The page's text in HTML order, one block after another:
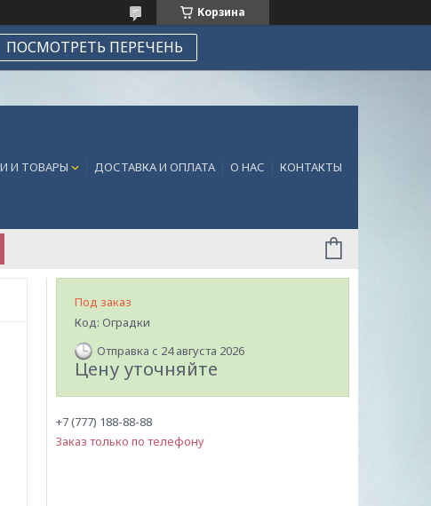
Корзина
ПОСМОТРЕТЬ ПЕРЕЧЕНЬ
И ТОВАРЫ ДОСТАВКА И ОПЛАТА О НАС КОНТАКТЫ
Под заказ
Код: Оградки
Отправка с 24 августа 2026
Цену уточняйте
+7 (777) 188-88-88
Заказ только по телефону